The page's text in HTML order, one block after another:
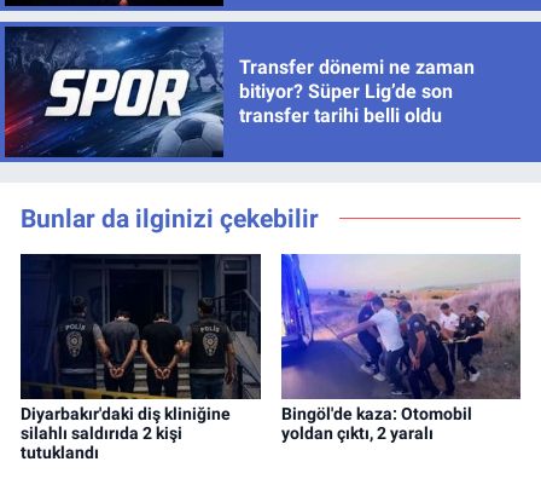
Transfer dönemi ne zaman
bitiyor? Süper Lig’de son
transfer tarihi belli oldu
Bunlar da ilginizi çekebilir
Diyarbakır'daki diş kliniğine
silahlı saldırıda 2 kişi
tutuklandı
Bingöl'de kaza: Otomobil
yoldan çıktı, 2 yaralı